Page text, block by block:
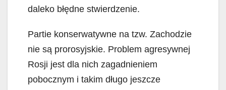
daleko błędne stwierdzenie.
Partie konserwatywne na tzw. Zachodzie
nie są prorosyjskie. Problem agresywnej
Rosji jest dla nich zagadnieniem
pobocznym i takim długo jeszcze